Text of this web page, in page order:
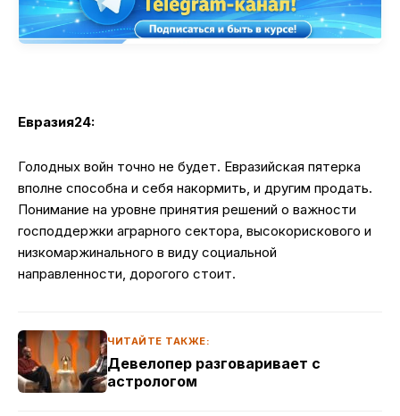
Евразия24:
Голодных войн точно не будет. Евразийская пятерка
вполне способна и себя накормить, и другим продать.
Понимание на уровне принятия решений о важности
господдержки аграрного сектора, высокорискового и
низкомаржинального в виду социальной
направленности, дорогого стоит.
ЧИТАЙТЕ ТАКЖЕ:
Девелопер разговаривает с
астрологом